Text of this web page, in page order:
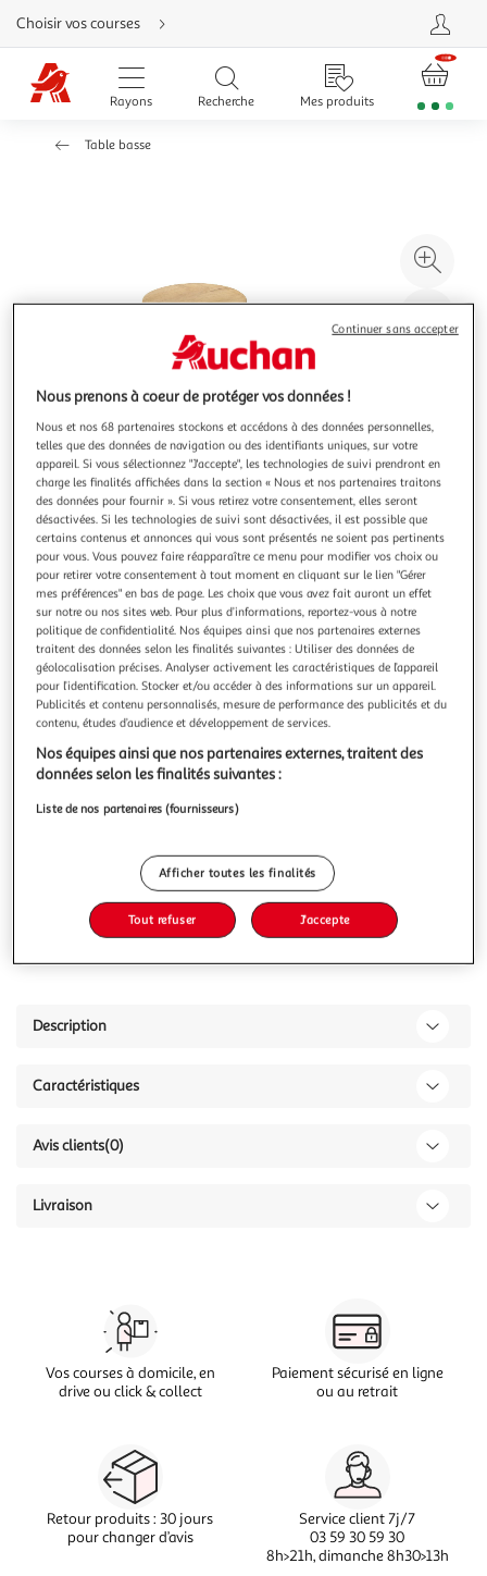
Aller
directement
au
contenu
Aller
directement
Aller
d'aide
Choisir vos courses
Rayons Recherche Mes produits
Table basse
à
Illustration
précédente
Illustration
suivante
J-LINE
Lot de 2 tables basses tek 50cm naturel
Informations Techniques : Dimensions : Taille 1 : D. 50 x H.
28 cm Taille 2 : D. 50 x H. 35 cm Matière : Bois de teck
Spécificités : Fonctionnel & Intemporel Lot de 2 tables
basses Design asymétrique Forme ronde Poids max
supporté : 150 kg Poids : 35 kg Couleur : Naturel
En savoir +
Vendu par Paris Prix
Livraison dès 1/2 semaines
39,99€
506,99€
Ajouter au panier
Ajouter à une liste
Description
Caractéristiques
Avis clients(0)
Livraison
Vos courses à domicile, en
drive ou click & collect
Paiement sécurisé en ligne
ou au retrait
Retour produits : 30 jours
pour changer d’avis
Service client 7j/7
03 59 30 59 30
8h>21h, dimanche 8h30>13h
Nous prenons à coeur de protéger vos données !
Nous et nos 68 partenaires stockons et accédons à des données personnelles,
telles que des données de navigation ou des identifiants uniques, sur votre
appareil. Si vous sélectionnez "J'accepte", les technologies de suivi prendront en
charge les finalités affichées dans la section « Nous et nos partenaires traitons
des données pour fournir ». Si vous retirez votre consentement, elles seront
désactivées. Si les technologies de suivi sont désactivées, il est possible que
certains contenus et annonces qui vous sont présentés ne soient pas pertinents
pour vous. Vous pouvez faire réapparaître ce menu pour modifier vos choix ou
pour retirer votre consentement à tout moment en cliquant sur le lien "Gérer
mes préférences" en bas de page. Les choix que vous avez fait auront un effet
sur notre ou nos sites web. Pour plus d’informations, reportez-vous à notre
politique de confidentialité. Nos équipes ainsi que nos partenaires externes
traitent des données selon les finalités suivantes : Utiliser des données de
géolocalisation précises. Analyser activement les caractéristiques de l’appareil
pour l’identification. Stocker et/ou accéder à des informations sur un appareil.
Publicités et contenu personnalisés, mesure de performance des publicités et du
contenu, études d’audience et développement de services.
Nos équipes ainsi que nos partenaires externes, traitent des
données selon les finalités suivantes :
Liste de nos partenaires (fournisseurs)
Afficher toutes les finalités
Tout refuser J'accepte
Continuer sans accepter